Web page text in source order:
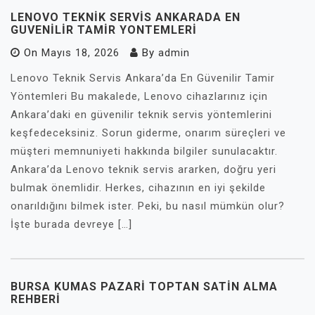
LENOVO TEKNIK SERVIS ANKARADA EN
GUVENILIR TAMIR YONTEMLERI
On Mayıs 18, 2026 By admin
Lenovo Teknik Servis Ankara’da En Güvenilir Tamir
Yöntemleri Bu makalede, Lenovo cihazlarınız için
Ankara’daki en güvenilir teknik servis yöntemlerini
keşfedeceksiniz. Sorun giderme, onarım süreçleri ve
müşteri memnuniyeti hakkında bilgiler sunulacaktır.
Ankara’da Lenovo teknik servis ararken, doğru yeri
bulmak önemlidir. Herkes, cihazının en iyi şekilde
onarıldığını bilmek ister. Peki, bu nasıl mümkün olur?
İşte burada devreye […]
BURSA KUMAS PAZARI TOPTAN SATIN ALMA
REHBERI